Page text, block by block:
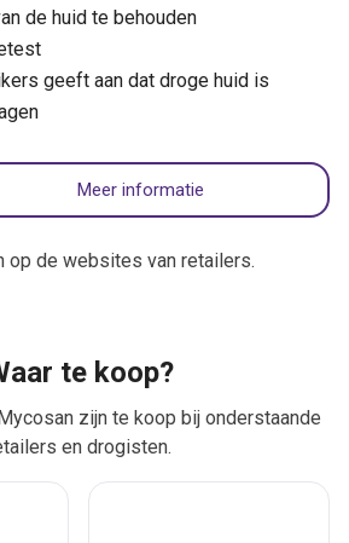
de huid te behouden
geeft aan dat droge huid is
Meer informatie
op de websites van retailers.
te koop?
zijn te koop bij onderstaande
en drogisten.